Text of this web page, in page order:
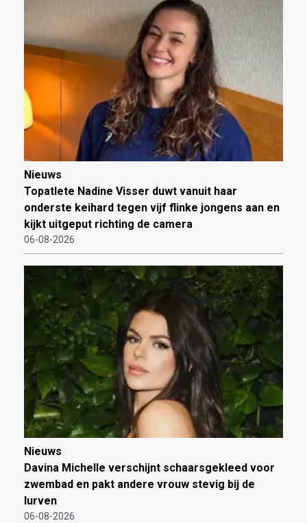
Nieuws
Topatlete Nadine Visser duwt vanuit haar
onderste keihard tegen vijf flinke jongens aan en
kijkt uitgeput richting de camera
06-08-2026
Nieuws
Davina Michelle verschijnt schaarsgekleed voor
zwembad en pakt andere vrouw stevig bij de
lurven
06-08-2026